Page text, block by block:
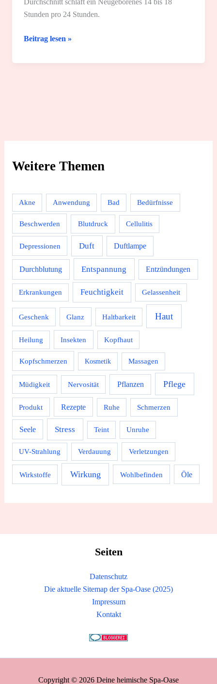
Weitere Themen
Akne Anwendung Bad Bedürfnisse
Beschwerden Blutdruck Cellulitis
Depressionen Duft Duftlampe
Durchblutung Entspannung Entzündungen
Erkrankungen Feuchtigkeit Gelassenheit
Geschenk Glanz Haltbarkeit Haut
Heilung Insekten Kopfhaut
Kopfschmerzen Kosmetik Massagen
Müdigkeit Nervosität Pflanzen Pflege
Produkt Rezepte Ruhe Schmerzen
Seele Stress Teint Unruhe
UV-Strahlung Verdauung Verletzungen
Wirkstoffe Wirkung Wohlbefinden Öle
Stunden pro 24 Stunden.
Für
Baby:
Beitrag lesen »
Seiten
Datenschutz
Die aktuelle Sitemap der Spa-Oase (2025)
Impressum
Kontakt
Copyright © 2026 Deine heimische Spa-Oase